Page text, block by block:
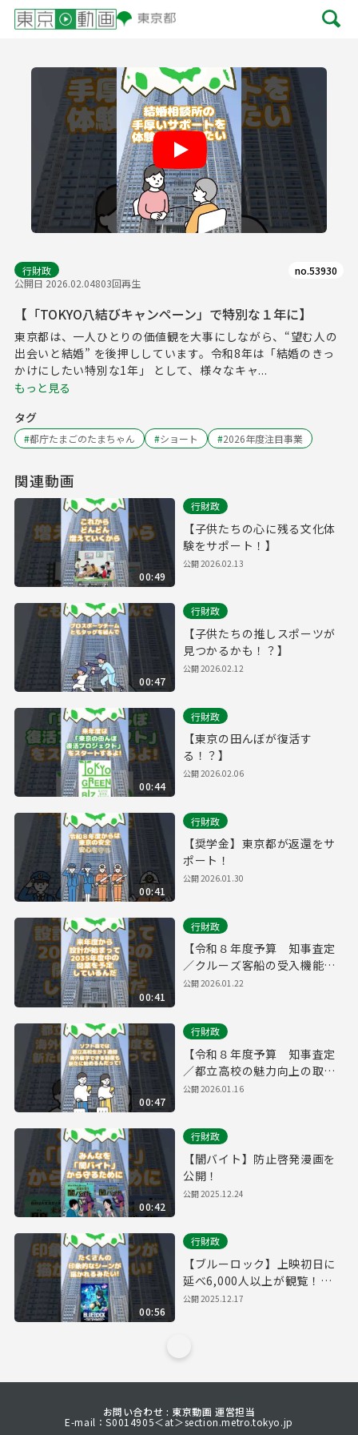
Play
行財政
公開日 2026.02.04803回再生
no.53930
【「TOKYO八結びキャンペーン」で特別な１年に】
東京都は、一人ひとりの価値観を大事にしながら、“望む人の
出会いと結婚” を後押ししています。令和8年は「結婚のきっ
かけにしたい特別な1年」 として、様々なキャ...
もっと見る
タグ
#都庁たまごのたまちゃん #ショート #2026年度注目事業
関連動画
00:49
行財政
【子供たちの心に残る文化体
験をサポート！】
公開2026.02.13
00:47
行財政
【子供たちの推しスポーツが
見つかるかも！？】
公開2026.02.12
00:44
行財政
【東京の田んぼが復活す
る！？】
公開2026.02.06
00:41
行財政
【奨学金】東京都が返還をサ
ポート！
公開2026.01.30
00:41
行財政
【令和８年度予算 知事査定
／クルーズ客船の受入機能を
強化】
公開2026.01.22
00:47
行財政
【令和８年度予算 知事査定
／都立高校の魅力向上の取
組】
公開2026.01.16
00:42
行財政
【闇バイト】防止啓発漫画を
公開！
公開2025.12.24
00:56
行財政
【ブルーロック】上映初日に
延べ6,000人以上が観覧！都
庁プロジェクションマッピン
公開2025.12.17
お問い合わせ : 東京動画 運営担当
E-mail：S0014905＜at＞section.metro.tokyo.jp